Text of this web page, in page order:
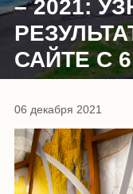
– 2021:
САЙТЕ С
06 декабря 2021